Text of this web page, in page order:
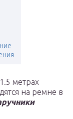
метрах
на ремне в